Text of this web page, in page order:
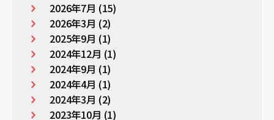
2026年7月 (15)
2026年3月 (2)
2025年9月 (1)
2024年12月 (1)
2024年9月 (1)
2024年4月 (1)
2024年3月 (2)
2023年10月 (1)